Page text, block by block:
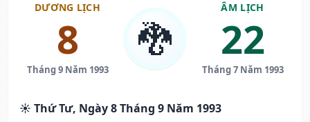
DƯƠNG LỊCH
8
Tháng 9 Năm 1993
🐉
ÂM LỊCH
22
Tháng 7 Năm 1993
☀️ Thứ Tư, Ngày 8 Tháng 9 Năm 1993